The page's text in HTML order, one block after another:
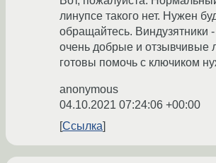
линупсе такого нет. Нужен
обращайтесь. Виндузятники
очень добрые и отзывчивые
готовы помочь с ключиком
anonymous
04.10.2021 07:24:06 +00:00
Ссылка